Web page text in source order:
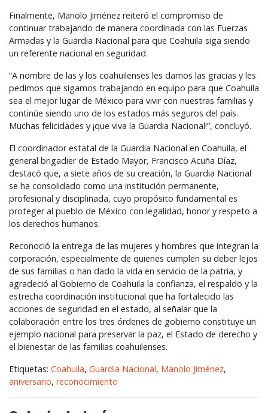
Finalmente, Manolo Jiménez reiteró el compromiso de
continuar trabajando de manera coordinada con las Fuerzas
Armadas y la Guardia Nacional para que Coahuila siga siendo
un referente nacional en seguridad.
“A nombre de las y los coahuilenses les damos las gracias y les
pedimos que sigamos trabajando en equipo para que Coahuila
sea el mejor lugar de México para vivir con nuestras familias y
continúe siendo uno de los estados más seguros del país.
Muchas felicidades y ¡que viva la Guardia Nacional!”, concluyó.
El coordinador estatal de la Guardia Nacional en Coahuila, el
general brigadier de Estado Mayor, Francisco Acuña Díaz,
destacó que, a siete años de su creación, la Guardia Nacional
se ha consolidado como una institución permanente,
profesional y disciplinada, cuyo propósito fundamental es
proteger al pueblo de México con legalidad, honor y respeto a
los derechos humanos.
Reconoció la entrega de las mujeres y hombres que integran la
corporación, especialmente de quienes cumplen su deber lejos
de sus familias o han dado la vida en servicio de la patria, y
agradeció al Gobierno de Coahuila la confianza, el respaldo y la
estrecha coordinación institucional que ha fortalecido las
acciones de seguridad en el estado, al señalar que la
colaboración entre los tres órdenes de gobierno constituye un
ejemplo nacional para preservar la paz, el Estado de derecho y
el bienestar de las familias coahuilenses.
Etiquetas: Coahuila, Guardia Nacional, Manolo Jiménez,
aniversario, reconocimiento